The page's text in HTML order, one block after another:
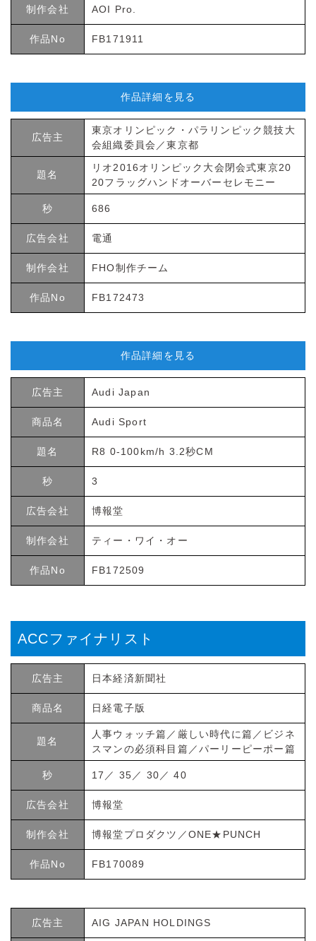
制作会社 AOI Pro.
作品No FB171911
作品詳細を見る
広告主
東京オリンピック・パラリンピック競技大
会組織委員会／東京都
題名
リオ2016オリンピック大会閉会式東京20
20フラッグハンドオーバーセレモニー
秒 686
広告会社 電通
制作会社 FHO制作チーム
作品No FB172473
作品詳細を見る
広告主 Audi Japan
商品名 Audi Sport
題名 R8 0-100km/h 3.2秒CM
秒 3
広告会社 博報堂
制作会社 ティー・ワイ・オー
作品No FB172509
ACCファイナリスト
広告主 日本経済新聞社
商品名 日経電子版
題名
人事ウォッチ篇／厳しい時代に篇／ビジネ
スマンの必須科目篇／パーリーピーポー篇
秒 17／ 35／ 30／ 40
広告会社 博報堂
制作会社 博報堂プロダクツ／ONE★PUNCH
作品No FB170089
広告主 AIG JAPAN HOLDINGS